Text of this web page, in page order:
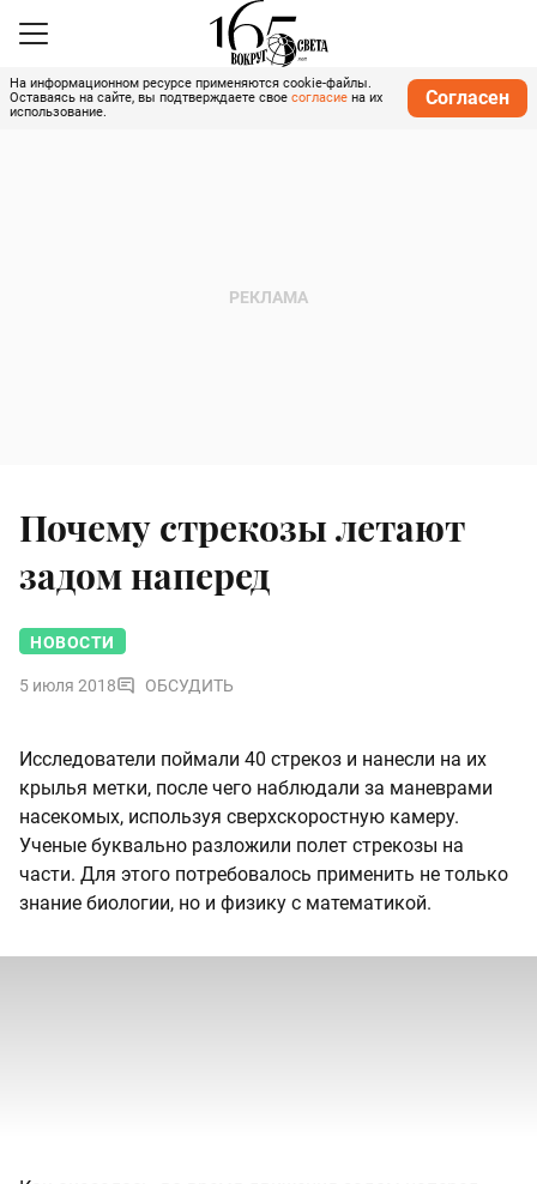
На информационном ресурсе применяются cookie-файлы.
Оставаясь на сайте, вы подтверждаете свое согласие на их
использование.
Согласен
Почему стрекозы летают
задом наперед
НОВОСТИ
5 июля 2018 ОБСУДИТЬ
Исследователи поймали 40 стрекоз и нанесли на их
крылья метки, после чего наблюдали за маневрами
насекомых, используя сверхскоростную камеру.
Ученые буквально разложили полет стрекозы на
части. Для этого потребовалось применить не только
знание биологии, но и физику с математикой.